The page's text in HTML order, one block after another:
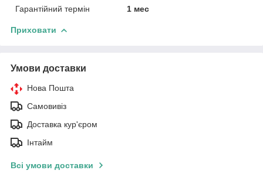
Гарантійний термін
1 мес
Приховати
Умови доставки
Нова Пошта
Самовивіз
Доставка кур'єром
Інтайм
Всі умови доставки